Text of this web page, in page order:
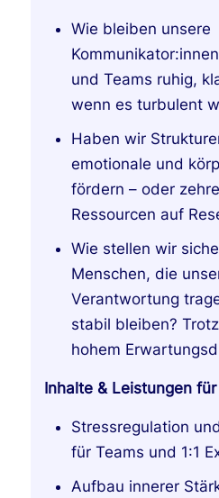
Wie bleiben unsere
und Teams ruhig,
wenn es turbulent
Haben wir
emotionale und
fördern – oder
Ressourcen auf
Wie stellen wir
Menschen, die
Verantwortung
stabil bleiben?
hohem
Inhalte & Leistungen
Stressregulation
für Teams und 1:1
Aufbau innerer